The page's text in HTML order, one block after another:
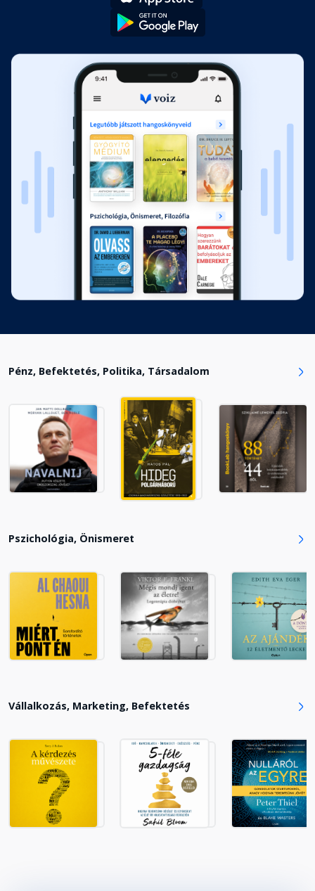
Fejezet hossza: 00:10:35
1. Gyakorlat: Keressük az
igazságot!
Fejezet hossza: 00:24:02
2. Gyakorlat: Vizsgáljunk meg több
nézőpontot!
Fejezet hossza: 00:17:59
3. Gyakorlat: Kérdezzünk a
nagyobb rálátásért!
Fejezet hossza: 00:42:12
6. Fejezet: Legyünk rugalmasak!
környezetünket!
Fejezet hossza: 00:25:19
2. Gyakorlat: Ne féljünk az
ellentmondásosságtól!
Fejezet hossza: 00:18:11
3. Gyakorlat: Gondolkodjunk
3. Rész: Vakfoltkeresés a
gyakorlatban: 7. Fejezet: Váljunk
jobb keresővé!
Fejezet hossza: 01:25:21
8. Fejezet: Töltsük meg keresőkkel
a csapatunkat!
9. Fejezet: Gyakoroljuk a
vakfoltkeresés kultúráját!
Fejezet hossza: 00:56:36
Pénz, Befektetés, Politika, Társadalom
Pszichológia, Önismeret
Vállalkozás, Marketing, Befektetés